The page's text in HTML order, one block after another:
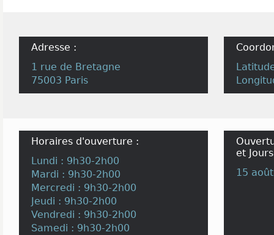
Adresse :
1 rue de Bretagne
75003 Paris
Horaires d'ouverture :
Lundi : 9h30-2h00
Mardi : 9h30-2h00
Mercredi : 9h30-2h00
Jeudi : 9h30-2h00
Vendredi : 9h30-2h00
Samedi : 9h30-2h00
et
15